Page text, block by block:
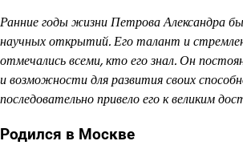
Ранние годы жизни Петрова Александра
научных открытий. Его талант и
отмечались всеми, кто его знал. Он
и возможности для развития своих
последовательно привело его к великим
Родился в Москве